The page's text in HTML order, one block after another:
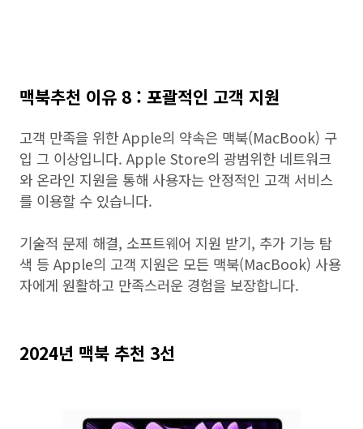
맥북추천 이유 8 : 포괄적인 고객 지원
고객 만족을 위한 Apple의 약속은 맥북(MacBook) 구
입 그 이상입니다. Apple Store의 광범위한 네트워크
와 온라인 지원을 통해 사용자는 안정적인 고객 서비스
를 이용할 수 있습니다.
기술적 문제 해결, 소프트웨어 지원 받기, 추가 기능 탐
색 등 Apple의 고객 지원은 모든 맥북(MacBook) 사용
자에게 원활하고 만족스러운 경험을 보장합니다.
2024년 맥북 추천 3선